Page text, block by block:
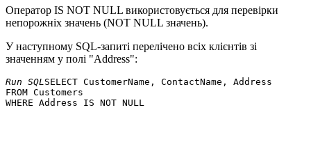
Оператор IS NOT NULL використовується для перевірки
непорожніх значень (NOT NULL значень).
У наступному SQL-запиті перелічено всіх клієнтів зі
значенням у полі "Address":
Run SQL SELECT CustomerName, ContactName, Address
FROM Customers